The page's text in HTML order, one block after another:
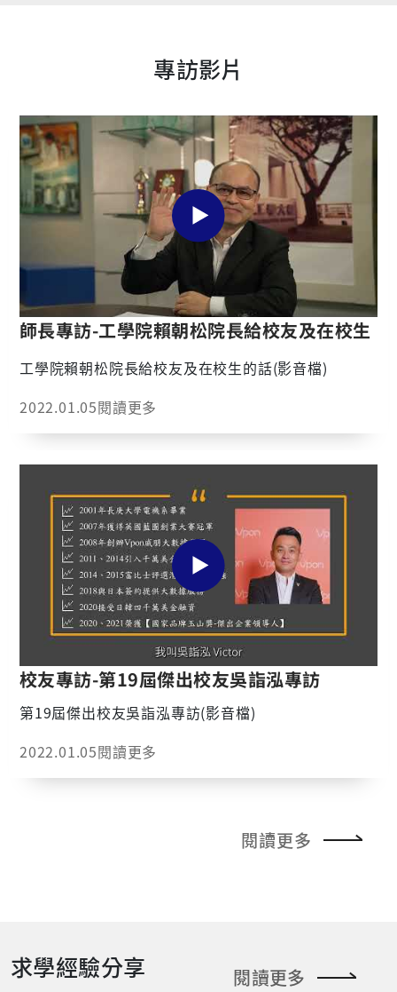
嶄新的姿態呈現在觀眾眼前。今年，能源劇場在眾人期
盼與努力下，完成第一個亮點計畫。本館與企業單位-創
式展示手法，透過聲、光結合科技感、互動性和趣味
性，引領大家穿越時空，體驗萬物共生的世界，並探索
石油的本源。 此次，能源劇場除了展示手法更新外，還
增加了石油的科普知識，透過時間脈絡推演，讓大家更
清楚瞭解石油生成原理，進而珍惜在這地球上得來不易
的能源。影片開始，我們設計一艘可以穿越時空的太空
船，帶領大家回到地球誕生時，看著地球上生物慢慢演
化及成長，這時除了專注眼前的影片介紹外，也引領參
觀者留意洞穴周圍的情景隨著影片更換，從大雨落下、
熔岩奔騰到浮游生物串動，透過影像延伸的手法，讓大
家沉浸在物換星移的氛圍裡。最重要的，就是遠古時期
霸主-暴龍登場，中氣十足的吼聲，比原版的暴龍更加震
撼，館員直說這隻暴龍已經進化成2.0，所以大家開始期
待見到暴龍本尊了嗎!?接下來隨著場景一轉，恐龍突然
消失，讓大家去思索牠們為何會消失在地球?牠們和原油
興起親自走一趟文物館，一探究竟的趣味。 傳統博物館
通常以靜態和被動式觀展體驗為主，讓一般人覺得難以
觸及；但透過沉浸式展覽手法，可讓參訪者感受到前所
未有的深刻體驗。隨著能源劇場重新開張，暴龍吼聲再
次響徹文物館，如同一位老朋友回來了。如果你曾經造
訪過能源劇場，一定要再次重遊，體驗升級版的感受；
還沒到訪的朋友，也可好好欣賞館方盡心規劃的能源劇
場，同時參訪這棟台灣第一大民間企業所成立的文物
館，藉此享受親子共遊的休閒時光。準備好一顆探索之
心，跟隨我們一同搭上文物館太空船，踏上充滿奇幻冒
險的能源探索之旅吧！ 參觀訊息 開館時間：週二～週日
三固定休館 參觀方式：免費參觀 專人導覽：每日共計四
梯次( 9:00 / 10:30 / 13:30 / 15:00 ) 專人導覽服務請於
到館二日前預約；英、日語導覽服務者，應提前七日預
約。 預約電話：03-211-8800 分機3392 因應新型冠狀
▲文物館吉祥物（智智）歡迎大家重遊能▲文物館採用
專訪影片
師長專訪-工學院賴朝松院長給校友及在校生
的話
工學院賴朝松院長給校友及在校生的話(影音檔)
2022.01.05閱讀更多
校友專訪-第19屆傑出校友吳詣泓專訪
第19屆傑出校友吳詣泓專訪(影音檔)
2022.01.05閱讀更多
閱讀更多
求學經驗分享 閱讀更多